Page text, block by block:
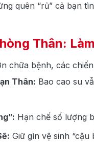
quên “rủ” cả bạn
Thân:
chữa bệnh, các
Thân: Bao cao su
Hạn chế số lượng
Giữ gìn vệ sinh